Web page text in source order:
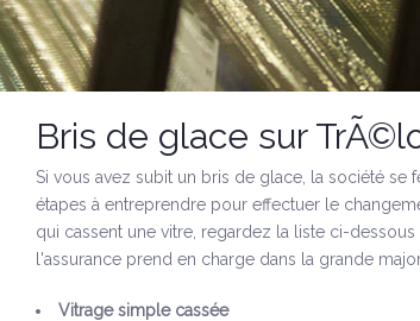
Bris de glace sur
Si vous avez subit un bris de glace, la société se
étapes à entreprendre pour effectuer le
qui cassent une vitre, regardez la liste ci-
l'assurance prend en charge dans la grande
Vitrage simple cassée